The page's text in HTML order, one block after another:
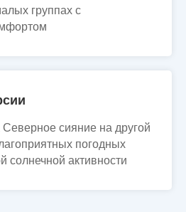
группах с
сияние на другой
погодных
солнечной активности